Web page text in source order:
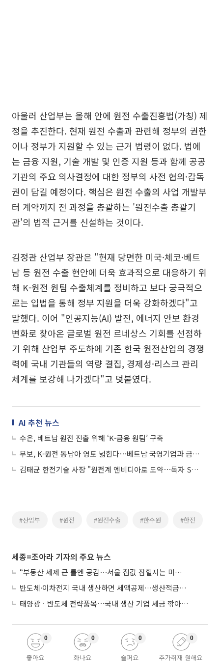
아울러 산업부는 올해 안에 원전 수출진흥법(가칭) 제
정을 추진한다. 현재 원전 수출과 관련해 정부의 권한
이나 정부가 지원할 수 있는 근거 법령이 없다. 법에
는 금융 지원, 기술 개발 및 인증 지원 등과 함께 공공
기관의 주요 의사결정에 대한 정부의 사전 협의·감독
권이 담길 예정이다. 핵심은 원전 수출의 사업 개발부
터 계약까지 전 과정을 총괄하는 '원전수출 총괄기
관'의 법적 근거를 신설하는 것이다.
김정관 산업부 장관은 "현재 당면한 미국·체코·베트
남 등 원전 수출 현안에 더욱 효과적으로 대응하기 위
해 K-원전 원팀 수출체계를 정비하고 보다 궁극적으
로는 입법을 통해 정부 지원을 더욱 강화하겠다"고
말했다. 이어 "인공지능(AI) 발전, 에너지 안보 환경
변화로 찾아온 글로벌 원전 르네상스 기회를 선점하
기 위해 산업부 주도하에 기존 한국 원전산업의 경쟁
력에 국내 기관들의 역량 결집, 경제성·리스크 관리
체계를 보강해 나가겠다"고 덧붙였다.
AI 추천 뉴스
수은, 베트남 원전 진출 위해 ‘K-금융 원팀’ 구축
무보, K-원전 동남아 영토 넓힌다⋯베트남 국영기업과 금융지원 MOU
김태균 한전기술 사장 "원전계 엔비디아로 도약⋯독자 SMR '반디'로 승부"
#산업부 #원전 #원전수출 #한수원 #한전
세종=조아라 기자의 주요 뉴스
“부동산 세제 큰 틀엔 공감⋯서울 집값 잡힐지는 미지수”
반도체·이차전지 국내 생산하면 세액공제…생산적금융 ISA 신설
태양광ㆍ반도체 전략품목⋯국내 생산 기업 세금 깎아준다
좋아요
0
화나요
0
슬퍼요
0
추가취재 원해요
0